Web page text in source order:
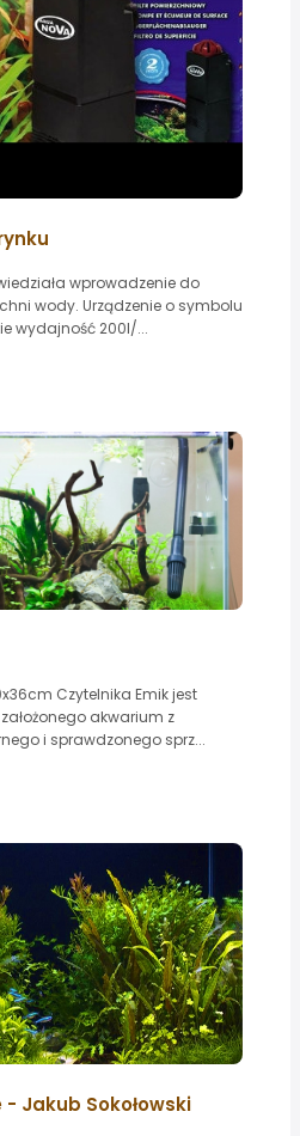
wprowadzenie do
wody. Urządzenie o symbolu
wydajność 200l/...
Czytelnika Emik jest
akwarium z
i sprawdzonego sprz...
Jakub Sokołowski